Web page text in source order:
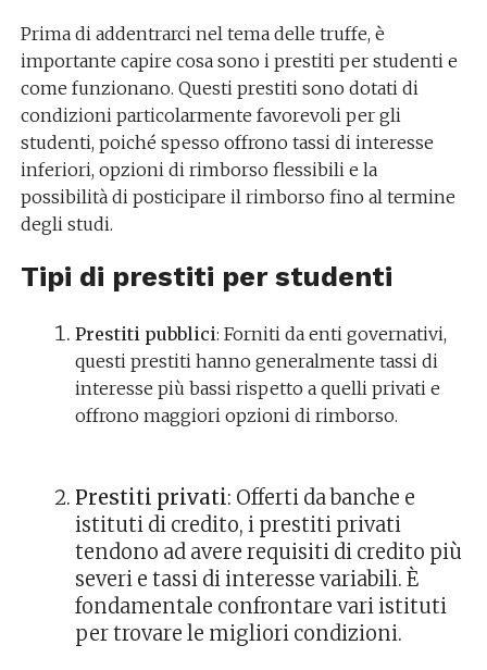
Prima di addentrarci nel tema delle truffe, è
importante capire cosa sono i prestiti per studenti e
come funzionano. Questi prestiti sono dotati di
condizioni particolarmente favorevoli per gli
studenti, poiché spesso offrono tassi di interesse
inferiori, opzioni di rimborso flessibili e la
possibilità di posticipare il rimborso fino al termine
degli studi.
Tipi di prestiti per studenti
Prestiti pubblici: Forniti da enti governativi,
questi prestiti hanno generalmente tassi di
interesse più bassi rispetto a quelli privati e
offrono maggiori opzioni di rimborso.
Prestiti privati: Offerti da banche e
istituti di credito, i prestiti privati
tendono ad avere requisiti di credito più
severi e tassi di interesse variabili. È
fondamentale confrontare vari istituti
per trovare le migliori condizioni.